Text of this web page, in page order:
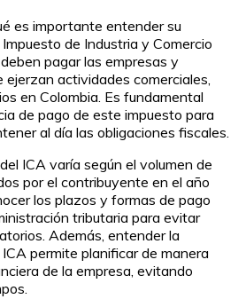
es importante entender su
de Industria y Comercio
pagar las empresas y
ejerzan actividades comerciales,
en Colombia. Es fundamental
de pago de este impuesto para
al día las obligaciones fiscales.
ICA varía según el volumen de
por el contribuyente en el año
los plazos y formas de pago
tributaria para evitar
Además, entender la
permite planificar de manera
de la empresa, evitando